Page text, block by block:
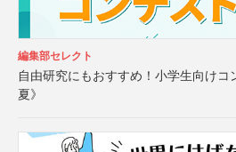
編集部セレクト
自由研究にもおすすめ！小学生向けコ
夏》